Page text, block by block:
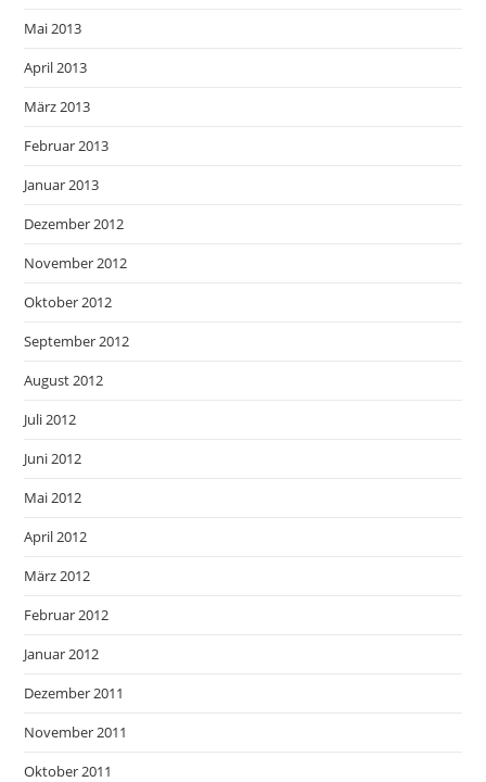
Mai 2013
April 2013
März 2013
Februar 2013
Januar 2013
Dezember 2012
November 2012
Oktober 2012
September 2012
August 2012
Juli 2012
Juni 2012
Mai 2012
April 2012
März 2012
Februar 2012
Januar 2012
Dezember 2011
November 2011
Oktober 2011